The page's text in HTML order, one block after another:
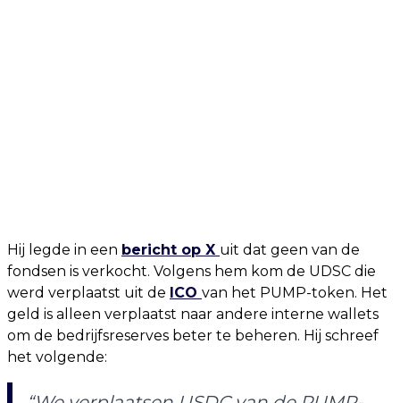
Hij legde in een bericht op X uit dat geen van de
fondsen is verkocht. Volgens hem kom de UDSC die
werd verplaatst uit de ICO van het PUMP-token. Het
geld is alleen verplaatst naar andere interne wallets
om de bedrijfsreserves beter te beheren. Hij schreef
het volgende: